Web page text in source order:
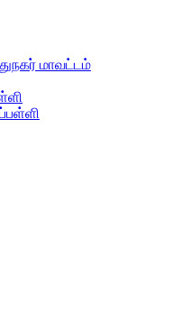
மாவட்டம்